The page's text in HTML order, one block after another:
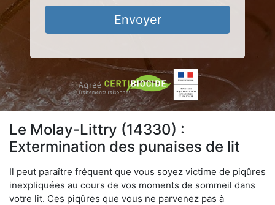
Envoyer
Le Molay-Littry (14330) :
Extermination des punaises de lit
Il peut paraître fréquent que vous soyez victime de piqûres
inexpliquées au cours de vos moments de sommeil dans
votre lit. Ces piqûres que vous ne parvenez pas à